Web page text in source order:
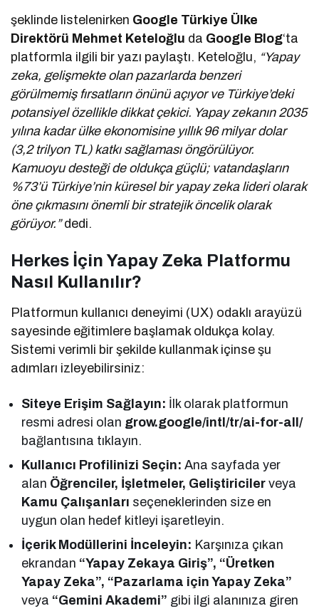
şeklinde listelenirken Google Türkiye Ülke
Direktörü Mehmet Keteloğlu da Google Blog‘ta
platformla ilgili bir yazı paylaştı. Keteloğlu, “Yapay
zeka, gelişmekte olan pazarlarda benzeri
görülmemiş fırsatların önünü açıyor ve Türkiye’deki
potansiyel özellikle dikkat çekici. Yapay zekanın 2035
yılına kadar ülke ekonomisine yıllık 96 milyar dolar
(3,2 trilyon TL) katkı sağlaması öngörülüyor.
Kamuoyu desteği de oldukça güçlü; vatandaşların
%73’ü Türkiye’nin küresel bir yapay zeka lideri olarak
öne çıkmasını önemli bir stratejik öncelik olarak
görüyor.”dedi.
Herkes İçin Yapay Zeka Platformu
Nasıl Kullanılır?
Platformun kullanıcı deneyimi (UX) odaklı arayüzü
sayesinde eğitimlere başlamak oldukça kolay.
Sistemi verimli bir şekilde kullanmak içinse şu
adımları izleyebilirsiniz:
Siteye Erişim Sağlayın: İlk olarak platformun
resmi adresi olan grow.google/intl/tr/ai-for-all/
bağlantısına tıklayın.
Kullanıcı Profilinizi Seçin:Ana sayfada yer
alan Öğrenciler, İşletmeler, Geliştiricilerveya
Kamu Çalışanları seçeneklerinden size en
uygun olan hedef kitleyi işaretleyin.
İçerik Modüllerini İnceleyin: Karşınıza çıkan
ekrandan “Yapay Zekaya Giriş”, “Üretken
Yapay Zeka”, “Pazarlama için Yapay Zeka”
veya “Gemini Akademi” gibi ilgi alanınıza giren